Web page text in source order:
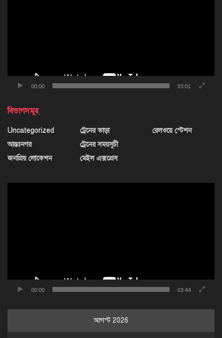
00:00 03:01
বিভাগসমূহ
Uncategorized
আন্তঃনগর
জনপ্রিয় লোকেশন
ট্রেনের ভাড়া
ট্রেনের সময়সূচী
মেইল এক্সপ্রেস
রেলওয়ে স্টেশন
00:00 03:44
আগস্ট 2026